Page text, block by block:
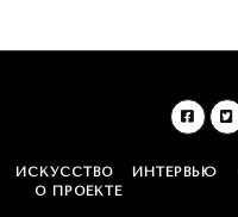
ИСКУССТВО ИНТЕРВЬЮ
О ПРОЕКТЕ